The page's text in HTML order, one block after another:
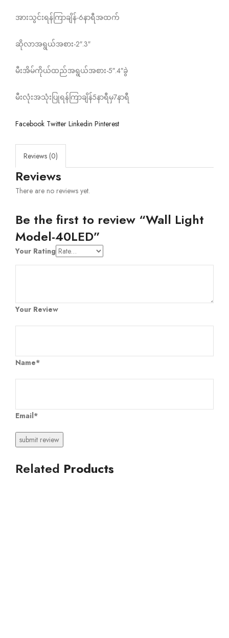
အားသွင်းရန်ကြာချိန်-6နာရီအထက်
ဆိုလာအရွယ်အစား-2″.3″
မီးအိမ်ကိုယ်ထည်အရွယ်အစား-5″.4″ခွဲ
မီးလုံးအသုံးပြုရန်ကြာချိန်5နာရီမှ7နာရီ
Facebook Twitter Linkedin Pinterest
Reviews (0)
Reviews
There are no reviews yet.
Be the first to review “Wall Light
Model-40LED”
Your Rating
Your Review
Name*
Email*
Related Products